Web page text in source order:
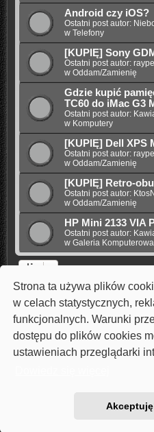
Strona ta używa plików
w celach statystycznych,
funkcjonalnych. Warunki
dostępu do plików cookies
ustawieniach przeglądarki
Android czy iOS?
Ostatni post autor:
w Telefony
[KUPIĘ] Sony
Ostatni post autor:
w Oddam/Zamienię
Gdzie kupić
TC60 do iMac G3
Ostatni post autor:
w Komputery
[KUPIĘ] Dell XPS
Ostatni post autor:
w Oddam/Zamienię
[KUPIĘ] Retro-
Ostatni post autor:
w Oddam/Zamienię
HP Mini 2133 VIA
Ostatni post autor:
w Galeria Komputerowa
Znaleziono 110 wyników
Strona główna